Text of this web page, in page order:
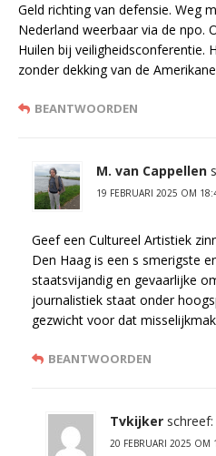
Geld richting van defensie. Weg
Nederland weerbaar via de npo.
Huilen bij veiligheidsconferentie.
zonder dekking van de
BEANTWOORDEN
M. van Cappellen
19 FEBRUARI 2025 OM
Geef een Cultureel Artistiek
Den Haag is een s smerigste
staatsvijandig en gevaarlijke
journalistiek staat onder
gezwicht voor dat
BEANTWOORDEN
Tvkijker schreef:
20 FEBRUARI 2025 OM